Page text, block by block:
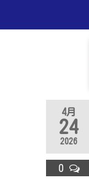
4月
24
2026
0